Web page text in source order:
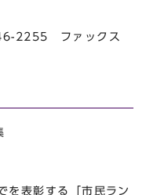
2255 ファックス
表彰する「市民ラン